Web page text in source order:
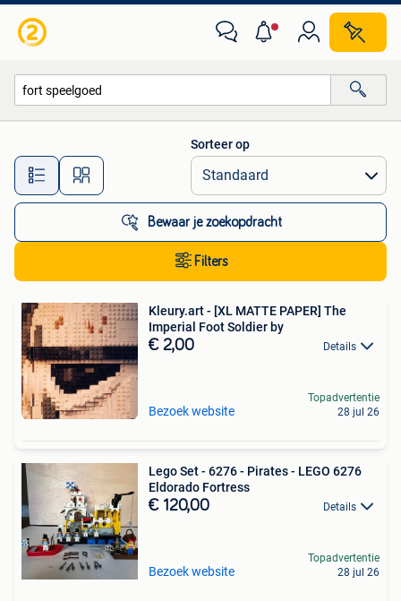
Alle afstanden…
Sorteer op
Bewaar je zoekopdracht
Filters
Kleury.art - [XL MATTE PAPER] The
Imperial Foot Soldier by
€ 2,00 Details
Bezoek website
Topadvertentie
28 jul 26
Lego Set - 6276 - Pirates - LEGO 6276
Eldorado Fortress
€ 120,00 Details
Bezoek website
Topadvertentie
28 jul 26